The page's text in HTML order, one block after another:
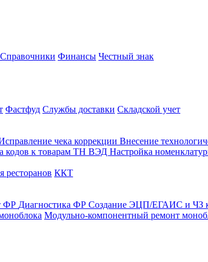
Справочники Финансы Честный знак
Фастфуд Службы доставки Складской учет
чека коррекции Внесение
кодов к товарам ТН ВЭД Настройка
ресторанов ККТ
ФР Диагностика ФР Создание ЭЦП/ЕГАИС и ЧЗ
Модульно-компонентный ремонт